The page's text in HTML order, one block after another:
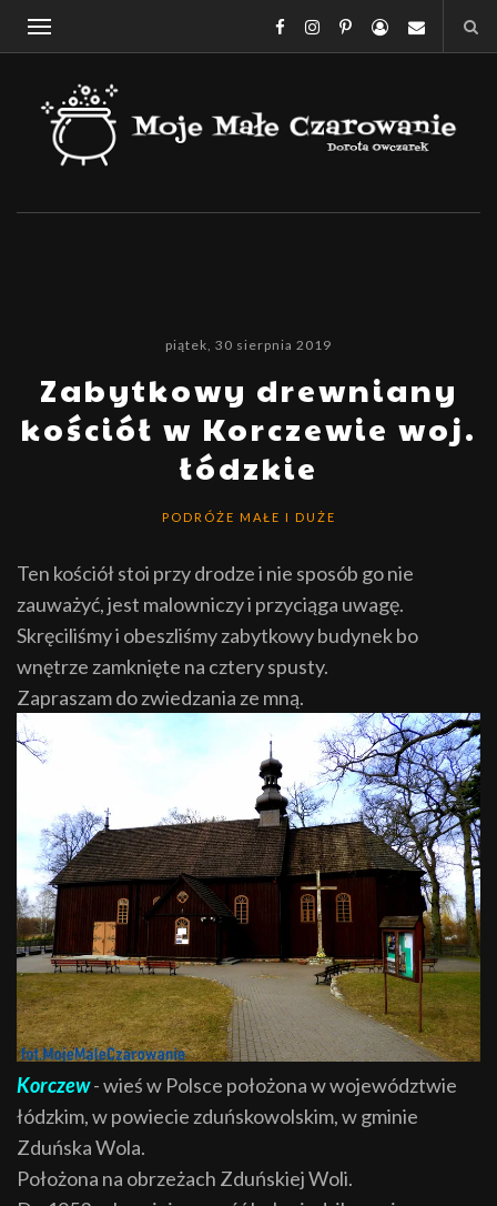
piątek, 30 sierpnia 2019
Zabytkowy drewniany
kościół w Korczewie woj.
łódzkie
PODRÓŻE MAŁE I DUŻE
Ten kościół stoi przy drodze i nie sposób go nie
zauważyć, jest malowniczy i przyciąga uwagę.
Skręciliśmy i obeszliśmy zabytkowy budynek bo
wnętrze zamknięte na cztery spusty.
Zapraszam do zwiedzania ze mną.
Korczew- wieś w Polsce położona w województwie
łódzkim, w powiecie zduńskowolskim, w gminie
Zduńska Wola.
Położona na obrzeżach Zduńskiej Woli.